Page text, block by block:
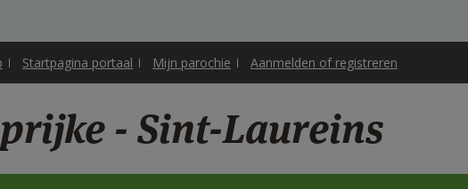
Startpagina portaal Mijn parochie Aanmelden of registreren
- Sint-Laureins